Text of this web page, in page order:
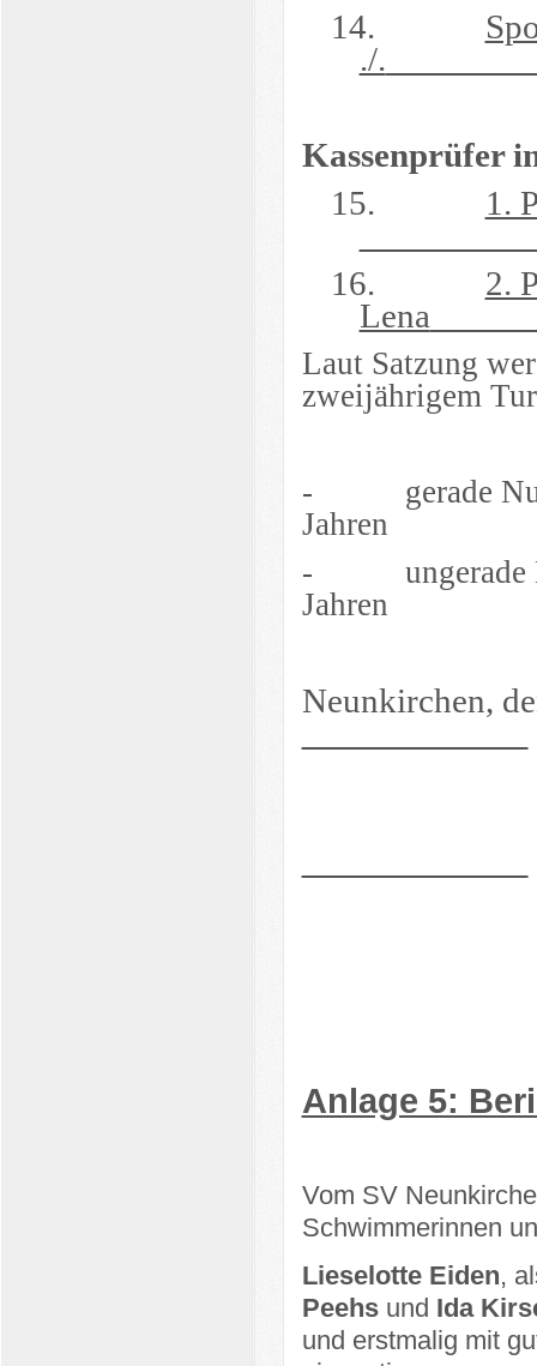
14.
./.
Kassenprüfer
15.
1.
16.
2.
Lena
Laut Satzung
zweijährigem
-
gerade
Jahren
-
Jahren
Neunkirchen,
Anlage 5:
Vom SV
Schwimmerinnen
Lieselotte Eiden,
Peehsund Ida
und erstmalig mit